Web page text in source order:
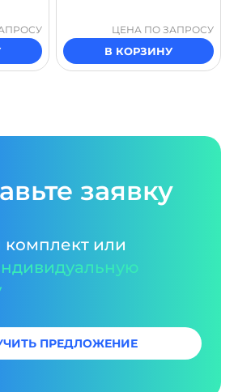
ЦЕНА ПО ЗАПРОСУ
В КОРЗИНУ
заявку
комплект или
ПРЕДЛОЖЕНИЕ